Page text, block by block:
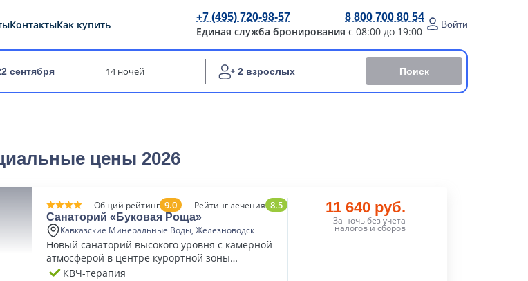
КонтактыКак купить
+7 (495) 720-98-57 8 800 700 80 54
Единая служба бронирования с 08:00 до 19:00
Войти
сентября 14 ночей 2 взрослых Поиск
цены 2026
Общий рейтинг 9.0 Рейтинг лечения 8.5
Санаторий «Буковая Роща»
Кавказские Минеральные Воды, Железноводск
Новый санаторий высокого уровня с камерной
атмосферой в центре курортной зоны
Железноводска
КВЧ-терапия
11 640 руб.
За ночь без учета
налогов и сборов